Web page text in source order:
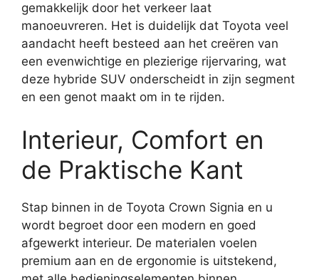
gemakkelijk door het verkeer laat
manoeuvreren. Het is duidelijk dat Toyota veel
aandacht heeft besteed aan het creëren van
een evenwichtige en plezierige rijervaring, wat
deze hybride SUV onderscheidt in zijn segment
en een genot maakt om in te rijden.
Interieur, Comfort en
de Praktische Kant
Stap binnen in de Toyota Crown Signia en u
wordt begroet door een modern en goed
afgewerkt interieur. De materialen voelen
premium aan en de ergonomie is uitstekend,